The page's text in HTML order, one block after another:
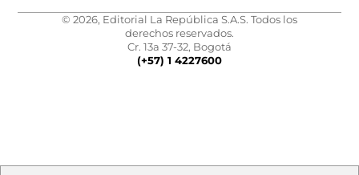
© 2026, Editorial La República S.A.S. Todos los
derechos reservados.
Cr. 13a 37-32, Bogotá
(+57) 1 4227600